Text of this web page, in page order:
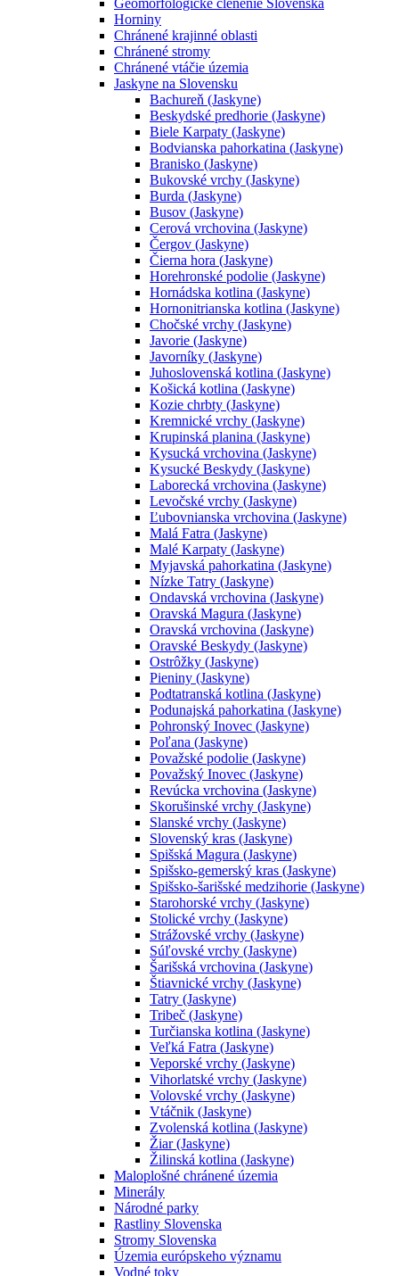
Horniny
Chránené krajinné oblasti
Chránené stromy
Chránené vtáčie územia
Jaskyne na Slovensku
Bachureň (Jaskyne)
Beskydské predhorie (Jaskyne)
Biele Karpaty (Jaskyne)
Bodvianska pahorkatina (Jaskyne)
Branisko (Jaskyne)
Bukovské vrchy (Jaskyne)
Burda (Jaskyne)
Busov (Jaskyne)
Cerová vrchovina (Jaskyne)
Čergov (Jaskyne)
Čierna hora (Jaskyne)
Horehronské podolie (Jaskyne)
Hornádska kotlina (Jaskyne)
Hornonitrianska kotlina (Jaskyne)
Chočské vrchy (Jaskyne)
Javorie (Jaskyne)
Javorníky (Jaskyne)
Juhoslovenská kotlina (Jaskyne)
Košická kotlina (Jaskyne)
Kozie chrbty (Jaskyne)
Kremnické vrchy (Jaskyne)
Krupinská planina (Jaskyne)
Kysucká vrchovina (Jaskyne)
Kysucké Beskydy (Jaskyne)
Laborecká vrchovina (Jaskyne)
Levočské vrchy (Jaskyne)
Ľubovnianska vrchovina (Jaskyne)
Malá Fatra (Jaskyne)
Malé Karpaty (Jaskyne)
Myjavská pahorkatina (Jaskyne)
Nízke Tatry (Jaskyne)
Ondavská vrchovina (Jaskyne)
Oravská Magura (Jaskyne)
Oravská vrchovina (Jaskyne)
Oravské Beskydy (Jaskyne)
Ostrôžky (Jaskyne)
Pieniny (Jaskyne)
Podtatranská kotlina (Jaskyne)
Podunajská pahorkatina (Jaskyne)
Pohronský Inovec (Jaskyne)
Poľana (Jaskyne)
Považské podolie (Jaskyne)
Považský Inovec (Jaskyne)
Revúcka vrchovina (Jaskyne)
Skorušinské vrchy (Jaskyne)
Slanské vrchy (Jaskyne)
Slovenský kras (Jaskyne)
Spišská Magura (Jaskyne)
Spišsko-gemerský kras (Jaskyne)
Spišsko-šarišské medzihorie (Jaskyne)
Starohorské vrchy (Jaskyne)
Stolické vrchy (Jaskyne)
Strážovské vrchy (Jaskyne)
Súľovské vrchy (Jaskyne)
Šarišská vrchovina (Jaskyne)
Štiavnické vrchy (Jaskyne)
Tatry (Jaskyne)
Tribeč (Jaskyne)
Turčianska kotlina (Jaskyne)
Veľká Fatra (Jaskyne)
Veporské vrchy (Jaskyne)
Vihorlatské vrchy (Jaskyne)
Volovské vrchy (Jaskyne)
Vtáčnik (Jaskyne)
Zvolenská kotlina (Jaskyne)
Žiar (Jaskyne)
Žilinská kotlina (Jaskyne)
Maloplošné chránené územia
Minerály
Národné parky
Rastliny Slovenska
Stromy Slovenska
Územia európskeho významu
Vodné toky